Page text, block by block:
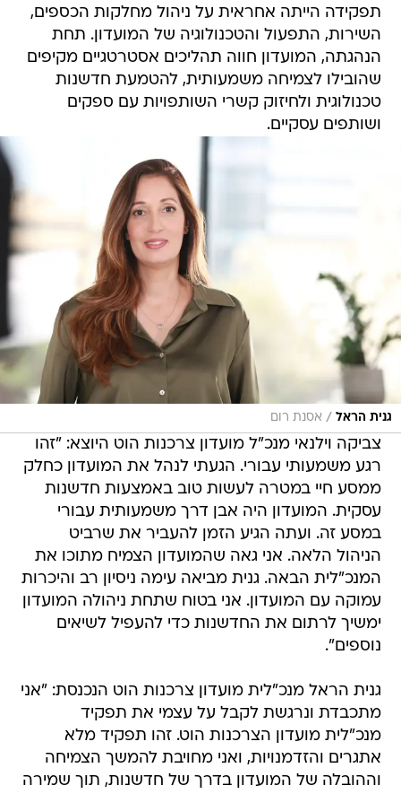
תפקידה הייתה אחראית על ניהול מחלקות הכספים,
השירות, התפעול והטכנולוגיה של המועדון. תחת
הנהגתה, המועדון חווה תהליכים אסטרטגיים מקיפים
שהובילו לצמיחה משמעותית, להטמעת חדשנות
טכנולוגית ולחיזוק קשרי השותפויות עם ספקים
ושותפים עסקיים.
גנית הראל / אסנת רום
צביקה וילנאי מנכ"ל מועדון צרכנות הוט היוצא: "זהו
רגע משמעותי עבורי. הגעתי לנהל את המועדון כחלק
ממסע חיי במטרה לעשות טוב באמצעות חדשנות
עסקית. המועדון היה אבן דרך משמעותית עבורי
במסע זה. ועתה הגיע הזמן להעביר את שרביט
הניהול הלאה. אני גאה שהמועדון הצמיח מתוכו את
המנכ"לית הבאה. גנית מביאה עימה ניסיון רב והיכרות
עמוקה עם המועדון. אני בטוח שתחת ניהולה המועדון
ימשיך לרתום את החדשנות כדי להעפיל לשיאים
נוספים".
גנית הראל מנכ"לית מועדון צרכנות הוט הנכנסת: "אני
מתכבדת ונרגשת לקבל על עצמי את תפקיד
מנכ"לית מועדון הצרכנות הוט. זהו תפקיד מלא
אתגרים והזדמנויות, ואני מחויבת להמשך הצמיחה
וההובלה של המועדון בדרך של חדשנות, תוך שמירה